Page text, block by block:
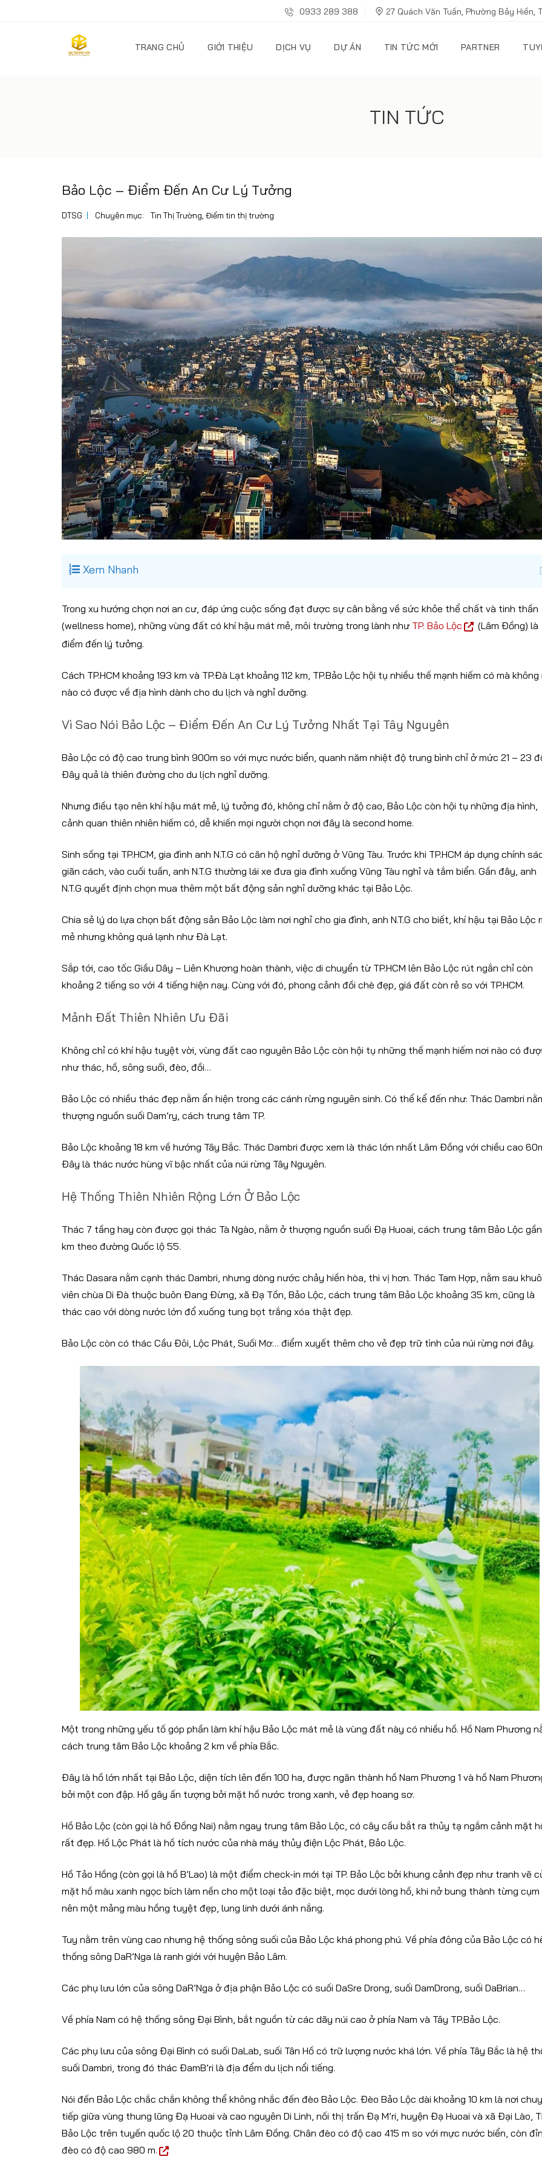
0933 289 388 27 Quách Văn Tuấn, Phường Bảy Hiền,
TRANG CHỦ GIỚI THIỆU DỊCH VỤ DỰ ÁN TIN TỨC MỚI PARTNER
TIN TỨC
Bảo Lộc – Điểm Đến An Cư Lý Tưởng
DTSG Chuyên mục: Tin Thị Trường Điểm tin thị trường
Xem Nhanh
Trong xu hướng chọn nơi an cư, đáp ứng cuộc sống đạt được sự cân bằng về sức khỏe thể chất và tinh thần
(wellness home), những vùng đất có khí hậu mát mẻ, môi trường trong lành như TP. Bảo Lộc
(Lâm Đồng) là
điểm đến lý tưởng.
Cách TP.HCM khoảng 193 km và TP.Đà Lạt khoảng 112 km, TP.Bảo Lộc hội tụ nhiều thế mạnh hiếm có mà không
nào có được về địa hình dành cho du lịch và nghỉ dưỡng.
Vì Sao Nói Bảo Lộc – Điểm Đến An Cư Lý Tưởng Nhất Tại Tây Nguyên
Bảo Lộc có độ cao trung bình 900m so với mực nước biển, quanh năm nhiệt độ trung bình chỉ ở mức 21 – 23
Đây quả là thiên đường cho du lịch nghỉ dưỡng.
Nhưng điều tạo nên khí hậu mát mẻ, lý tưởng đó, không chỉ nằm ở độ cao, Bảo Lộc còn hội tụ những địa hình,
cảnh quan thiên nhiên hiếm có, dễ khiến mọi người chọn nơi đây là second home.
Sinh sống tại TP.HCM, gia đình anh N.T.G có căn hộ nghỉ dưỡng ở Vũng Tàu. Trước khi TP.HCM áp dụng chính
giãn cách, vào cuối tuần, anh N.T.G thường lái xe đưa gia đình xuống Vũng Tàu nghỉ và tắm biển. Gần đây, anh
N.T.G quyết định chọn mua thêm một bất động sản nghỉ dưỡng khác tại Bảo Lộc.
Chia sẻ lý do lựa chọn bất động sản Bảo Lộc làm nơi nghỉ cho gia đình, anh N.T.G cho biết, khí hậu tại Bảo Lộc
mẻ nhưng không quá lạnh như Đà Lạt.
Sắp tới, cao tốc Giầu Dây – Liên Khương hoàn thành, việc di chuyển từ TP.HCM lên Bảo Lộc rút ngắn chỉ còn
khoảng 2 tiếng so với 4 tiếng hiện nay. Cùng với đó, phong cảnh đồi chè đẹp, giá đất còn rẻ so với TP.HCM.
Mảnh Đất Thiên Nhiên Ưu Đãi
Không chỉ có khí hậu tuyệt vời, vùng đất cao nguyên Bảo Lộc còn hội tụ những thế mạnh hiếm nơi nào có
như thác, hồ, sông suối, đèo, đồi…
Bảo Lộc có nhiều thác đẹp nằm ẩn hiện trong các cánh rừng nguyên sinh. Có thể kể đến như: Thác Dambri
thượng nguồn suối Dam’ry, cách trung tâm TP.
Bảo Lộc khoảng 18 km về hướng Tây Bắc. Thác Dambri được xem là thác lớn nhất Lâm Đồng với chiều cao
Đây là thác nước hùng vĩ bậc nhất của núi rừng Tây Nguyên.
Hệ Thống Thiên Nhiên Rộng Lớn Ở Bảo Lộc
Thác 7 tầng hay còn được gọi thác Tà Ngào, nằm ở thượng nguồn suối Đạ Huoai, cách trung tâm Bảo Lộc
km theo đường Quốc lộ 55.
Thác Dasara nằm cạnh thác Dambri, nhưng dòng nước chảy hiền hòa, thi vị hơn. Thác Tam Hợp, nằm sau
viên chùa Di Đà thuộc buôn Đang Đừng, xã Đạ Tồn, Bảo Lộc, cách trung tâm Bảo Lộc khoảng 35 km, cũng là
thác cao với dòng nước lớn đổ xuống tung bọt trắng xóa thật đẹp.
Bảo Lộc còn có thác Cầu Đôi, Lộc Phát, Suối Mơ… điểm xuyết thêm cho vẻ đẹp trữ tình của núi rừng nơi đây.
Một trong những yếu tố góp phần làm khí hậu Bảo Lộc mát mẻ là vùng đất này có nhiều hồ. Hồ Nam Phương
cách trung tâm Bảo Lộc khoảng 2 km về phía Bắc.
Đây là hồ lớn nhất tại Bảo Lộc, diện tích lên đến 100 ha, được ngăn thành hồ Nam Phương 1 và hồ Nam
bởi một con đập. Hồ gây ấn tượng bởi mặt hồ nước trong xanh, vẻ đẹp hoang sơ.
Hồ Bảo Lộc (còn gọi là hồ Đồng Nai) nằm ngay trung tâm Bảo Lộc, có cây cầu bắt ra thủy tạ ngắm cảnh mặt
rất đẹp. Hồ Lộc Phát là hồ tích nước của nhà máy thủy điện Lộc Phát, Bảo Lộc.
Hồ Tảo Hồng (còn gọi là hồ B’Lao) là một điểm check-in mới tại TP. Bảo Lộc bởi khung cảnh đẹp như tranh vẽ
mặt hồ màu xanh ngọc bích làm nền cho một loại tảo đặc biệt, mọc dưới lòng hồ, khi nở bung thành từng
nên một mảng màu hồng tuyệt đẹp, lung linh dưới ánh nắng.
Tuy nằm trên vùng cao nhưng hệ thống sông suối của Bảo Lộc khá phong phú. Về phía đông của Bảo Lộc có
thống sông DaR’Nga là ranh giới với huyện Bảo Lâm.
Các phụ lưu lớn của sông DaR’Nga ở địa phận Bảo Lộc có suối DaSre Drong, suối DamDrong, suối DaBrian…
Về phía Nam có hệ thống sông Đại Bình, bắt nguồn từ các dãy núi cao ở phía Nam và Tây TP.Bảo Lộc.
Các phụ lưu của sông Đại Bình có suối DaLab, suối Tân Hồ có trữ lượng nước khá lớn. Về phía Tây Bắc là hệ
suối Dambri, trong đó thác ĐamB’ri là địa đểm du lịch nổi tiếng.
Nói đến Bảo Lộc chắc chắn không thể không nhắc đến đèo Bảo Lộc. Đèo Bảo Lộc dài khoảng 10 km là nơi
tiếp giữa vùng thung lũng Đạ Huoai và cao nguyên Di Linh, nối thị trấn Đạ M’ri, huyện Đạ Huoai và xã Đại Lào,
Bảo Lộc trên tuyến quốc lộ 20 thuộc tỉnh Lâm Đồng. Chân đèo có độ cao 415 m so với mực nước biển, còn
đèo có độ cao 980 m.